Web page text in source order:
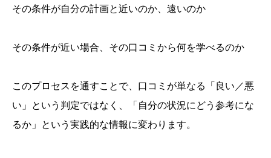
その条件が自分の計画と近いのか、遠いのか
その条件が近い場合、その口コミから何を学べるのか
このプロセスを通すことで、口コミが単なる「良い／悪
い」という判定ではなく、「自分の状況にどう参考にな
るか」という実践的な情報に変わります。